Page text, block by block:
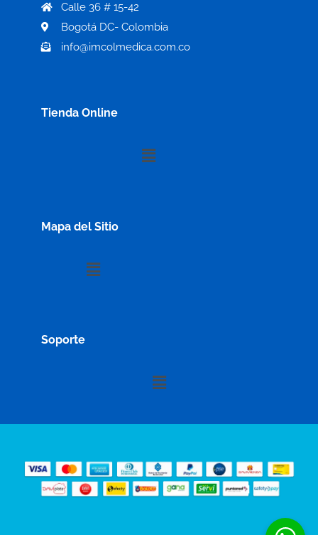
Calle 36 # 15-42
Bogotá DC- Colombia
info@imcolmedica.com.co
Tienda Online
Menú
Mapa del Sitio
Menú
Soporte
Menú